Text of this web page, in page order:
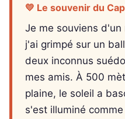
💛 Le souvenir du
Je me souviens
j'ai grimpé sur un
deux inconnus
mes amis. À 500
plaine, le soleil a
s'est illuminé